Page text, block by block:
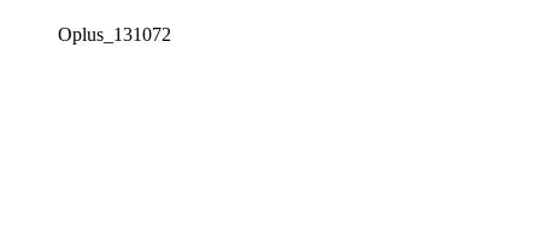
Oplus_131072